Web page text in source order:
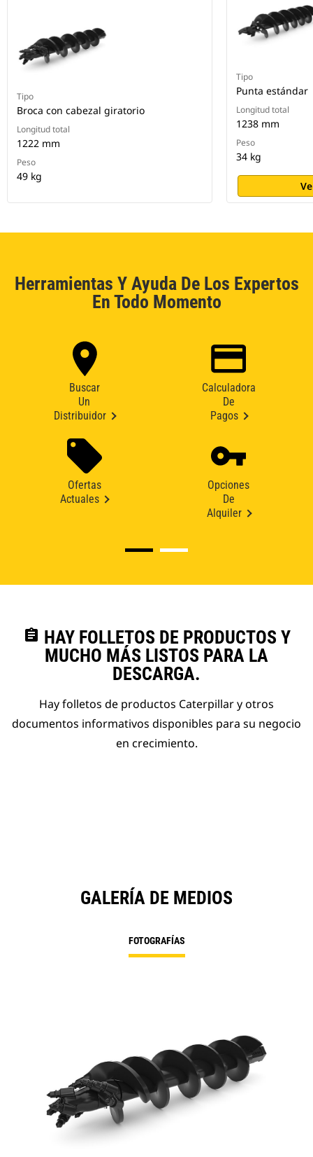
Tipo
Broca con cabezal giratorio
Longitud total
1222 mm
Peso
49 kg
Tipo
Punta estándar
Longitud total
1238 mm
Peso
34 kg
Herramientas Y Ayuda De Los Expertos
En Todo Momento
Buscar
Un
Distribuidor
Calculadora
De
Pagos
Ofertas
Actuales
Opciones
De
Alquiler
assignment HAY FOLLETOS DE PRODUCTOS Y
MUCHO MÁS LISTOS PARA LA
DESCARGA.
Hay folletos de productos Caterpillar y otros
documentos informativos disponibles para su negocio
en crecimiento.
GALERÍA DE MEDIOS
FOTOGRAFÍAS